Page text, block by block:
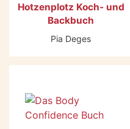
Hotzenplotz Koch- und
Backbuch
Pia Deges